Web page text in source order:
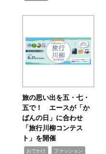
旅の思い出を五・七・
五で！ エースが「か
ばんの日」に合わせ
「旅行川柳コンテス
ト」を開催
おでかけ ファッション